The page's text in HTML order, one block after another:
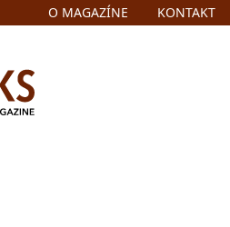
O MAGAZÍNE KONTAKT